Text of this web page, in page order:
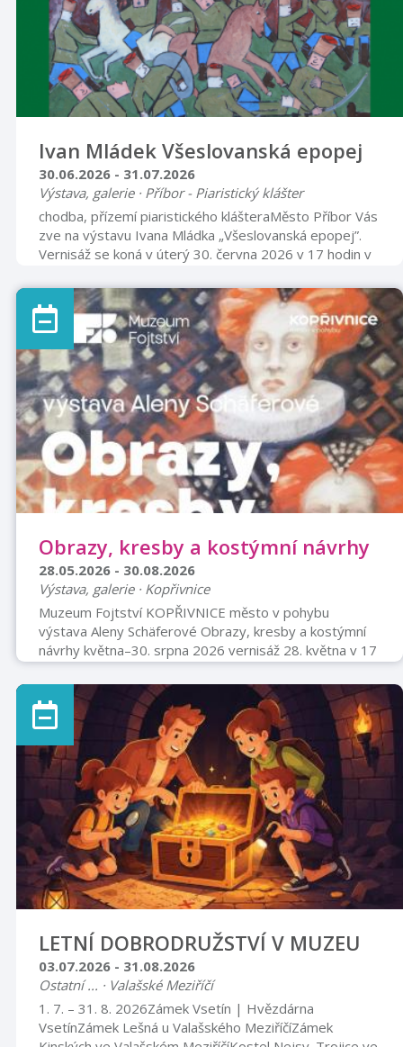
Ivan Mládek Všeslovanská epopej
30.06.2026 - 31.07.2026
Výstava, galerie · Příbor - Piaristický klášter
chodba, přízemí piaristického klášteraMěsto Příbor Vás
zve na výstavu Ivana Mládka „Všeslovanská epopej”.
Vernisáž se koná v úterý 30. června 2026 v 17 hodin v
do 31. července 2026.
Obrazy, kresby a kostýmní návrhy
28.05.2026 - 30.08.2026
Výstava, galerie · Kopřivnice
Muzeum Fojtství KOPŘIVNICE město v pohybu
výstava Aleny Schäferové Obrazy, kresby a kostýmní
návrhy května–30. srpna 2026 vernisáž 28. května v 17
hodin Muzeum Fojtství v Kopřivnici
www.muzeumfojtstvi.cz
LETNÍ DOBRODRUŽSTVÍ V MUZEU
03.07.2026 - 31.08.2026
Ostatní ... · Valašské Meziříčí
1. 7. – 31. 8. 2026Zámek Vsetín | Hvězdárna
VsetínZámek Lešná u Valašského MeziříčíZámek